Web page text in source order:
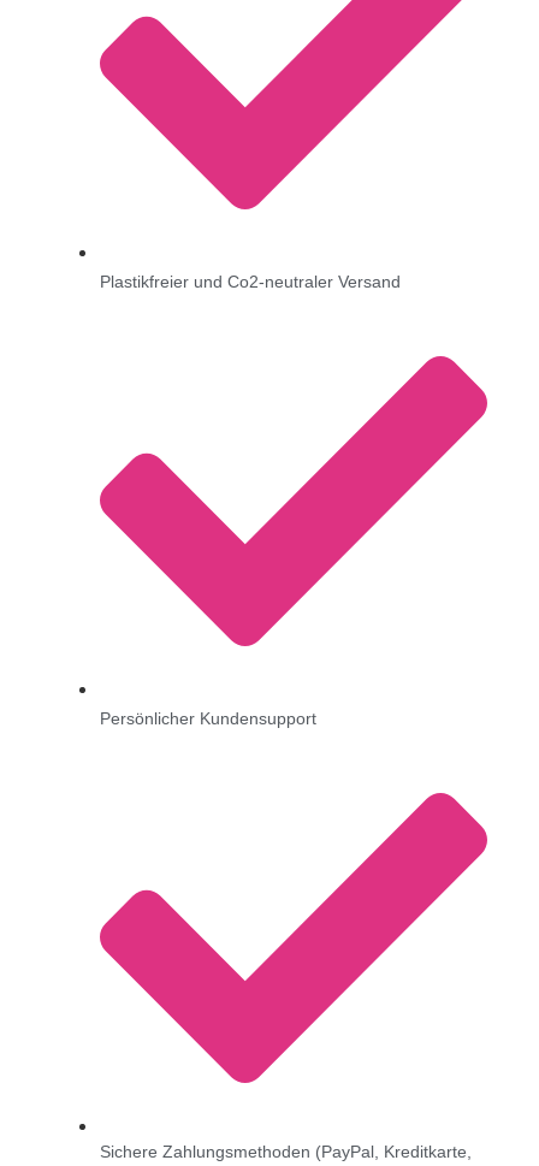
Plastikfreier und Co2-neutraler Versand
Persönlicher Kundensupport
Sichere Zahlungsmethoden (PayPal, Kreditkarte,